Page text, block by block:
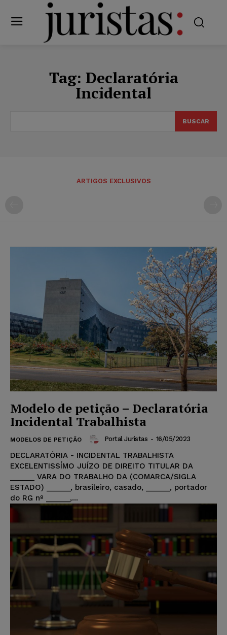
Tag: Declaratória
Incidental
BUSCAR
ARTIGOS EXCLUSIVOS
Modelo de petição – Declaratória
Incidental Trabalhista
MODELOS DE PETIÇÃO Portal Juristas - 16/05/2023
DECLARATÓRIA - INCIDENTAL TRABALHISTA
EXCELENTISSÍMO JUÍZO DE DIREITO TITULAR DA
______ VARA DO TRABALHO DA (COMARCA/SIGLA
ESTADO) ______, brasileiro, casado, ______, portador
do RG nº ______,...